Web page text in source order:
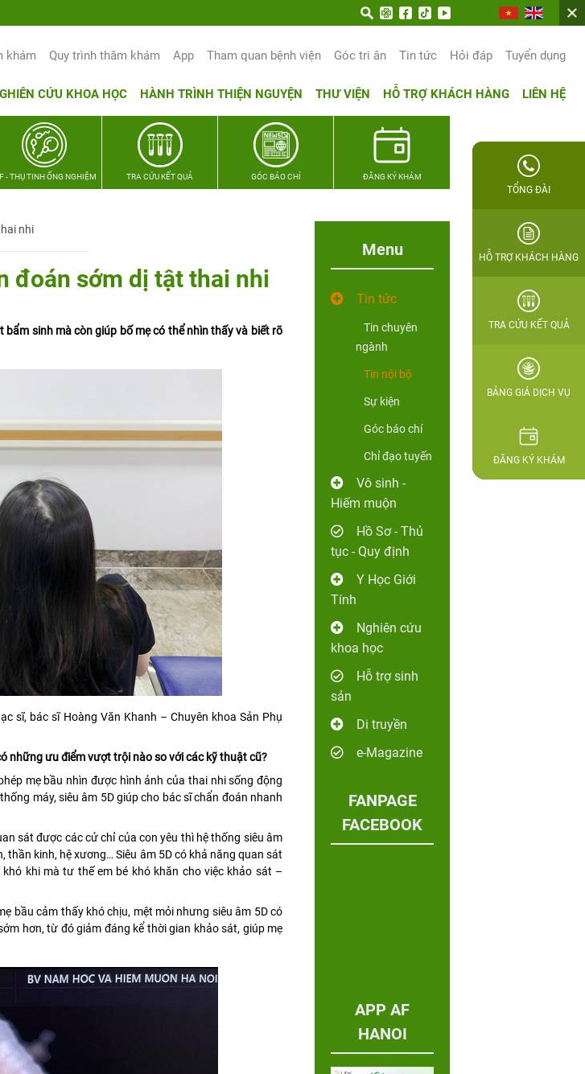
khám Quy trình thăm khám App Tham quan bệnh viện Góc tri ân Tin tức Hỏi đáp Tuyển dụng
CỨU KHOA HỌC HÀNH TRÌNH THIỆN NGUYỆN THƯ VIỆN HỖ TRỢ KHÁCH HÀNG LIÊN HỆ
- THỤ TINH ỐNG NGHIỆM TRA CỨU KẾT QUẢ GÓC BÁO CHÍ ĐĂNG KÝ KHÁM
nhi
đoán sớm dị tật thai nhi
sinh mà còn giúp bố mẹ có thể nhìn thấy và biết rõ
sĩ, bác sĩ Hoàng Văn Khanh – Chuyên khoa Sản Phụ
những ưu điểm vượt trội nào so với các kỹ thuật cũ?
mẹ bầu nhìn được hình ảnh của thai nhi sống động
máy, siêu âm 5D giúp cho bác sĩ chẩn đoán nhanh
sát được các cử chỉ của con yêu thì hệ thống siêu âm
kinh, hệ xương… Siêu âm 5D có khả năng quan sát
khi mà tư thế em bé khó khăn cho việc khảo sát –
bầu cảm thấy khó chịu, mệt mỏi nhưng siêu âm 5D có
hơn, từ đó giảm đáng kể thời gian khảo sát, giúp mẹ
Menu
Tin tức
Tin chuyên
ngành
Tin nội bộ
Sự kiện
Góc báo chí
Chỉ đạo tuyến
Vô sinh -
Hiếm muộn
Hồ Sơ - Thủ
tục - Quy định
Y Học Giới
Tính
Nghiên cứu
khoa học
Hỗ trợ sinh
sản
Di truyền
e-Magazine
FANPAGE
FACEBOOK
APP AF
HANOI
TỔNG ĐÀI
HỖ TRỢ KHÁCH HÀNG
TRA CỨU KẾT QUẢ
BẢNG GIÁ DỊCH VỤ
ĐĂNG KÝ KHÁM